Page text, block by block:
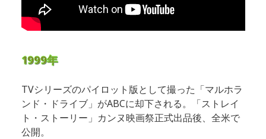
1999年
TVシリーズのパイロット版として撮った「マルホラ
ンド・ドライブ」がABCに却下される。「ストレイ
ト・ストーリー」カンヌ映画祭正式出品後、全米で
公開。